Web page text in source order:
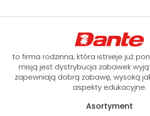
to firma rodzinna, która istnieje już
misją jest dystrybucja zabawek
zapewniają dobrą zabawę, wysoką
aspekty edukacyjne.
Asortyment